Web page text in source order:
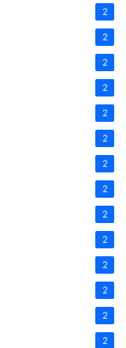
2
2
2
2
2
2
2
2
2
2
2
2
2
2